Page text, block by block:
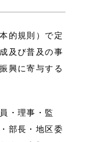
的規則）で定
及び普及の事
興に寄与する
・理事・監
部長・地区委